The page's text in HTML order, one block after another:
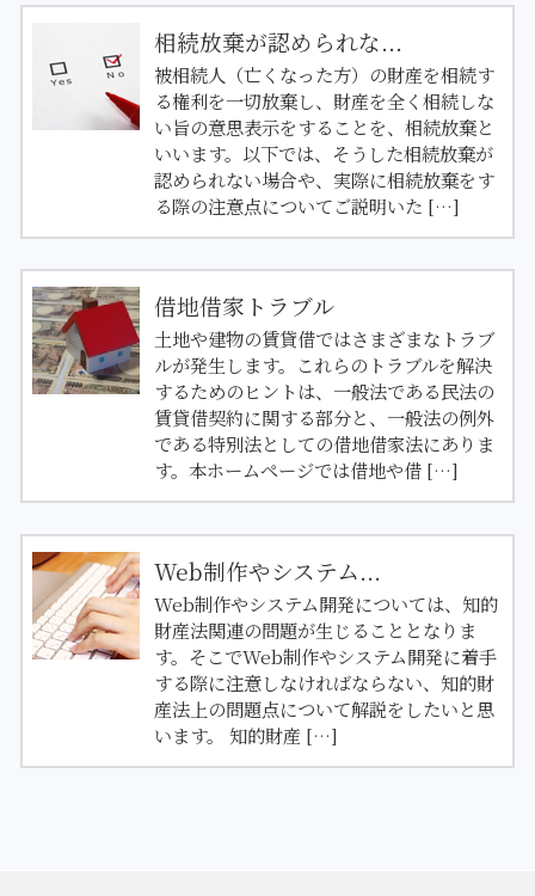
相続放棄が認められな...
被相続人（亡くなった方）の財産を相続す
る権利を一切放棄し、財産を全く相続しな
い旨の意思表示をすることを、相続放棄と
いいます。以下では、そうした相続放棄が
認められない場合や、実際に相続放棄をす
る際の注意点についてご説明いた […]
借地借家トラブル
土地や建物の賃貸借ではさまざまなトラブ
ルが発生します。これらのトラブルを解決
するためのヒントは、一般法である民法の
賃貸借契約に関する部分と、一般法の例外
である特別法としての借地借家法にありま
す。本ホームページでは借地や借 […]
Web制作やシステム...
Web制作やシステム開発については、知的
財産法関連の問題が生じることとなりま
す。そこでWeb制作やシステム開発に着手
する際に注意しなければならない、知的財
産法上の問題点について解説をしたいと思
います。 知的財産 […]